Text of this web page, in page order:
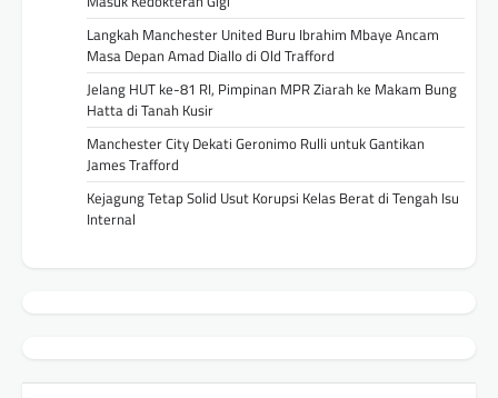
Langkah Manchester United Buru Ibrahim Mbaye Ancam
Masa Depan Amad Diallo di Old Trafford
Jelang HUT ke-81 RI, Pimpinan MPR Ziarah ke Makam Bung
Hatta di Tanah Kusir
Manchester City Dekati Geronimo Rulli untuk Gantikan
James Trafford
Kejagung Tetap Solid Usut Korupsi Kelas Berat di Tengah Isu
Internal